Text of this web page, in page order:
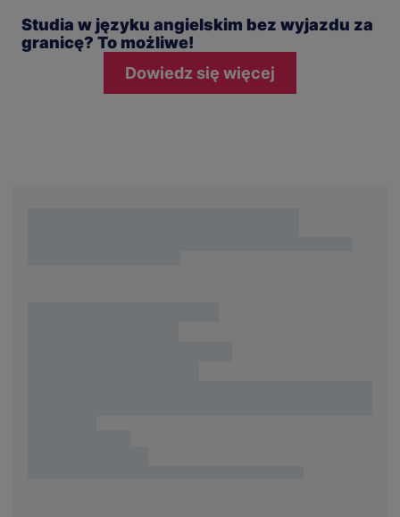
Studia w języku angielskim bez wyjazdu za
granicę? To możliwe!
Dowiedz się więcej